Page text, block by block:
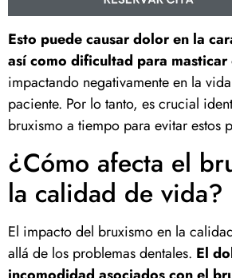
Esto puede causar dolor en la
así como dificultad para
impactando negativamente en la
paciente. Por lo tanto, es crucial
bruxismo a tiempo para evitar estos
¿Cómo afecta el
la calidad de vida?
El impacto del bruxismo en la
allá de los problemas dentales. El